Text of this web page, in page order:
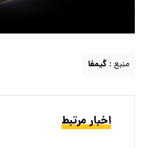
منبع : گیمفا
اخبار مرتبط